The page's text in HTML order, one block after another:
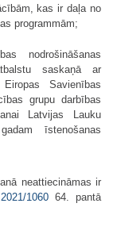
kas ir daļa no
programmām;
nodrošināšanas
saskaņā ar
Savienības
grupu darbības
Latvijas Lauku
īstenošanas
neattiecināmas ir
2021/106064. pantā